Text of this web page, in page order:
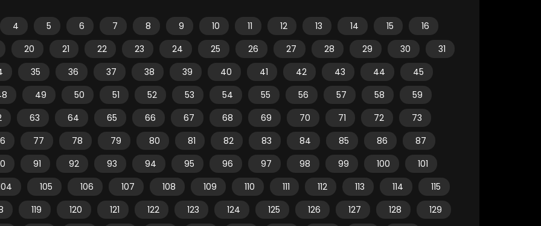
4 5 6 7 8 9 10 11 12 13 14 15
16
20
21 22 23 24 25 26 27 28 29 30
31
35 36 37 38 39 40 41 42 43 44
45
49 50 51 52 53 54 55 56 57 58
59
63 64 65 66 67 68 69 70 71 72
73
77 78 79 80 81 82 83 84 85 86
87
91 92 93 94 95 96 97 98 99 100
101
105 106 107 108 109 110 111 112 113 114
115
119 120 121 122 123 124 125 126 127 128
129